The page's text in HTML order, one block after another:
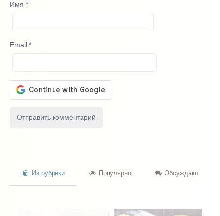
Имя *
Email *
Из рубрики Популярно Обсуждают